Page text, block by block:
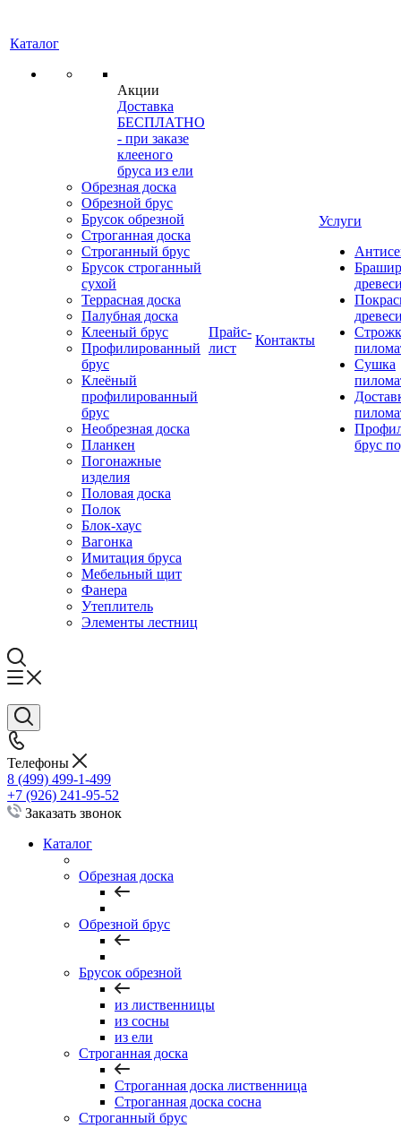
Каталог
Акции
Доставка
БЕСПЛАТНО
- при заказе
клееного
бруса из ели
Обрезная доска
Обрезной брус
Брусок обрезной
Строганная доска
Строганный брус
Брусок строганный
сухой
Террасная доска
Палубная доска
Клееный брус
Профилированный
брус
Клеёный
профилированный
брус
Необрезная доска
Планкен
Погонажные
изделия
Половая доска
Полок
Блок-хаус
Вагонка
Имитация бруса
Мебельный щит
Фанера
Утеплитель
Элементы лестниц
Прайс-
лист
Контакты
Услуги
Сушка
брус
Телефоны
8 (499) 499-1-499
+7 (926) 241-95-52
Заказать звонок
Каталог
Обрезная доска
Обрезной брус
Брусок обрезной
из лиственницы
из сосны
из ели
Строганная доска
Строганная доска лиственница
Строганная доска сосна
Строганный брус